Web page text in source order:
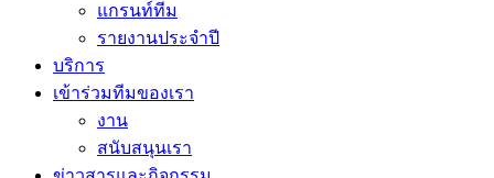
แกรนท์ทีม
รายงานประจำปี
บริการ
เข้าร่วมทีมของเรา
งาน
สนับสนุนเรา